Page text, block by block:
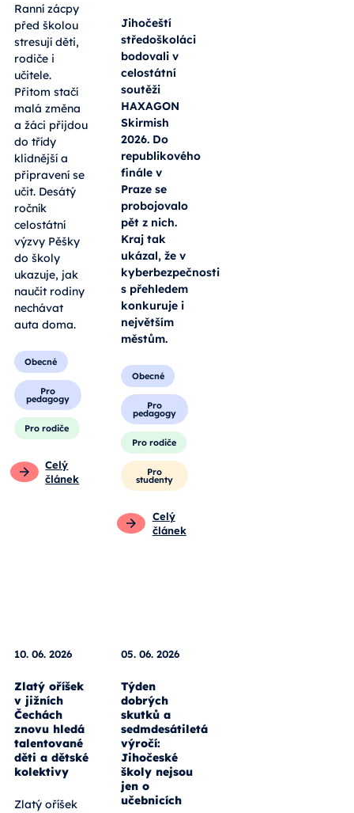
Ranní zácpy
před školou
stresují děti,
rodiče i
učitele.
Přitom stačí
malá změna
a žáci přijdou
do třídy
klidnější a
připravení se
učit. Desátý
ročník
celostátní
výzvy Pěšky
do školy
ukazuje, jak
naučit rodiny
nechávat
auta doma.
Obecné
Pro
pedagogy
Pro rodiče
Celý
článek
Jihočeští
středoškoláci
bodovali v
celostátní
soutěži
HAXAGON
Skirmish
2026. Do
republikového
finále v
Praze se
probojovalo
pět z nich.
Kraj tak
ukázal, že v
kyberbezpečnosti
s přehledem
konkuruje i
největším
městům.
Obecné
Pro
pedagogy
Pro rodiče
Pro
studenty
Celý
článek
10. 06. 2026
Zlatý oříšek
v jižních
Čechách
znovu hledá
talentované
děti a dětské
kolektivy
Zlatý oříšek
05. 06. 2026
Týden
dobrých
skutků a
sedmdesátiletá
výročí:
Jihočeské
školy nejsou
jen o
učebnicích